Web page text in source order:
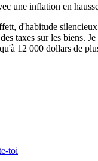
une inflation en
d'habitude
taxes sur les biens.
12 000 dollars de
toi